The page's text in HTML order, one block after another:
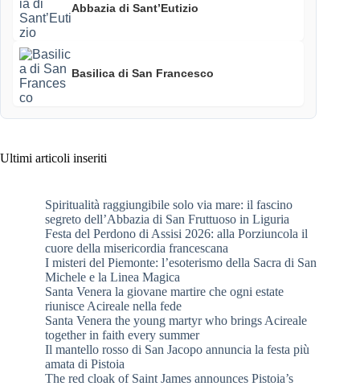
Abbazia di Sant’Eutizio
Basilica di San Francesco
Ultimi articoli inseriti
Spiritualità raggiungibile solo via mare: il fascino
segreto dell’Abbazia di San Fruttuoso in Liguria
Festa del Perdono di Assisi 2026: alla Porziuncola il
cuore della misericordia francescana
I misteri del Piemonte: l’esoterismo della Sacra di San
Michele e la Linea Magica
Santa Venera la giovane martire che ogni estate
riunisce Acireale nella fede
Santa Venera the young martyr who brings Acireale
together in faith every summer
Il mantello rosso di San Jacopo annuncia la festa più
amata di Pistoia
The red cloak of Saint James announces Pistoia’s